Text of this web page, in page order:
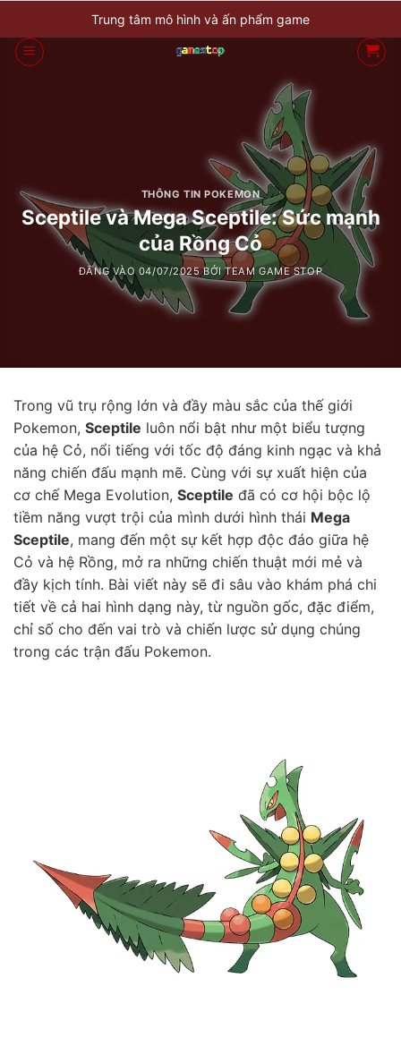
qua
nội
Trung tâm mô hình và ấn phẩm game
THÔNG TIN POKEMON
Sceptile và Mega Sceptile: Sức mạnh
của Rồng Cỏ
ĐĂNG VÀO 04/07/2025 BỞITEAM GAME STOP
Trong vũ trụ rộng lớn và đầy màu sắc của thế giới
Pokemon, Sceptile luôn nổi bật như một biểu tượng
của hệ Cỏ, nổi tiếng với tốc độ đáng kinh ngạc và khả
năng chiến đấu mạnh mẽ. Cùng với sự xuất hiện của
cơ chế Mega Evolution, Sceptile đã có cơ hội bộc lộ
tiềm năng vượt trội của mình dưới hình thái Mega
Sceptile, mang đến một sự kết hợp độc đáo giữa hệ
Cỏ và hệ Rồng, mở ra những chiến thuật mới mẻ và
đầy kịch tính. Bài viết này sẽ đi sâu vào khám phá chi
tiết về cả hai hình dạng này, từ nguồn gốc, đặc điểm,
chỉ số cho đến vai trò và chiến lược sử dụng chúng
trong các trận đấu Pokemon.